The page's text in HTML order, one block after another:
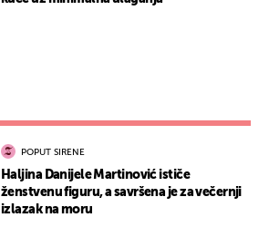
POPUT SIRENE
Haljina Danijele Martinović ističe
ženstvenu figuru, a savršena je za večernji
izlazak na moru